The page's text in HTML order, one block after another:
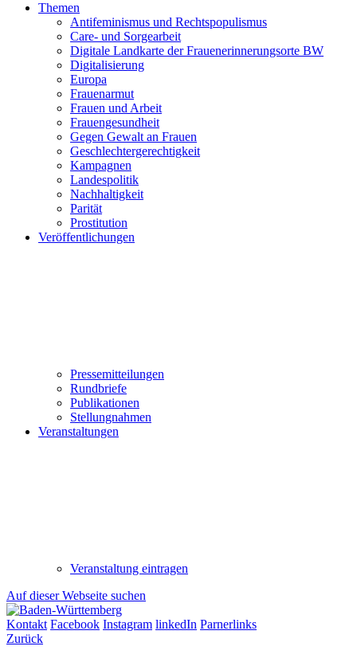
Themen
Antifeminismus und Rechtspopulismus
Care- und Sorgearbeit
Digitale Landkarte der Frauenerinnerungsorte BW
Digitalisierung
Europa
Frauenarmut
Frauen und Arbeit
Frauengesundheit
Gegen Gewalt an Frauen
Geschlechtergerechtigkeit
Kampagnen
Landespolitik
Nachhaltigkeit
Parität
Prostitution
Veröffentlichungen
Pressemitteilungen
Rundbriefe
Publikationen
Stellungnahmen
Veranstaltungen
Veranstaltung eintragen
Auf dieser Webseite suchen
Kontakt Facebook Instagram linkedIn Parnerlinks
Zurück